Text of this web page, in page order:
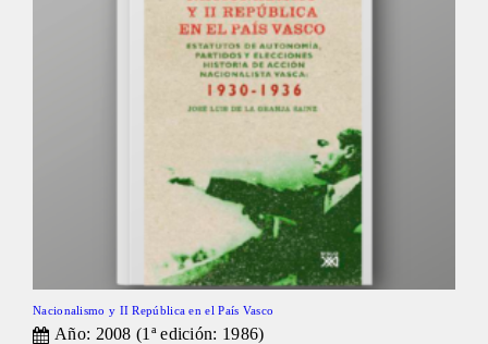
Nacionalismo y II República en el País Vasco
Año: 2008 (1ª edición: 1986)